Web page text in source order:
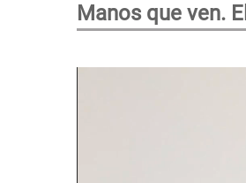
Manos que ven.